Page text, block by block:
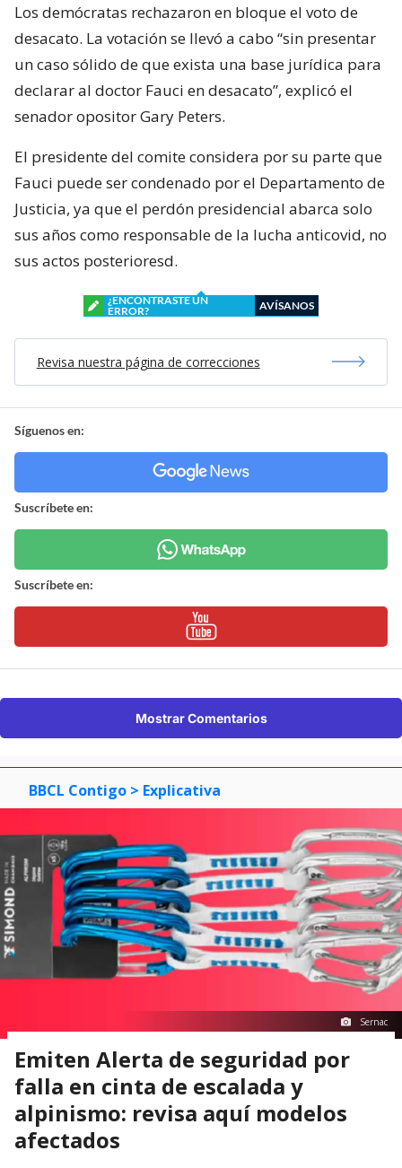
Los demócratas rechazaron en bloque el voto de
desacato. La votación se llevó a cabo “sin presentar
un caso sólido de que exista una base jurídica para
declarar al doctor Fauci en desacato”, explicó el
senador opositor Gary Peters.
El presidente del comite considera por su parte que
Fauci puede ser condenado por el Departamento de
Justicia, ya que el perdón presidencial abarca solo
sus años como responsable de la lucha anticovid, no
sus actos posterioresd.
¿ENCONTRASTE UN
ERROR?
AVÍSANOS
Revisa nuestra página de correcciones
Síguenos en:
Suscríbete en:
Suscríbete en:
Mostrar Comentarios
BBCL Contigo > Explicativa
Sernac
Emiten Alerta de seguridad por
falla en cinta de escalada y
alpinismo: revisa aquí modelos
afectados